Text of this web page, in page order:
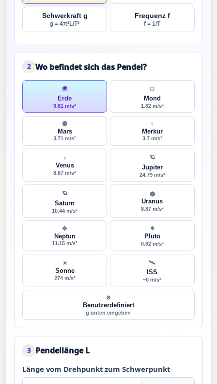
Schwerkraft g
g = 4π²L/T²
Frequenz f
f = 1/T
2 Wo befindet sich das Pendel?
🌍
Erde
9.81 m/s²
🌕
Mond
1.62 m/s²
🔴
Mars
3.71 m/s²
☿
Merkur
3.7 m/s²
♀
Venus
8.87 m/s²
🪐
Jupiter
24.79 m/s²
🪐
Saturn
10.44 m/s²
🔵
Uranus
8.87 m/s²
🔷
Neptun
11.15 m/s²
❄
Pluto
0.62 m/s²
☀
Sonne
274 m/s²
🛰
ISS
~0 m/s²
⚙
Benutzerdefiniert
g unten eingeben
3 Pendellänge L
Länge vom Drehpunkt zum Schwerpunkt